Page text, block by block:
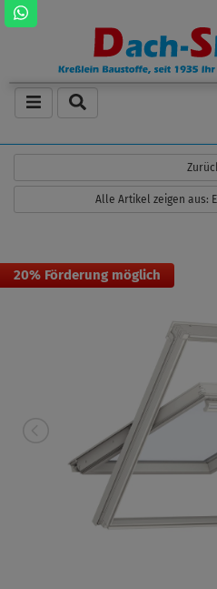
Alle Artikel zeigen aus:
20% Förderung möglich